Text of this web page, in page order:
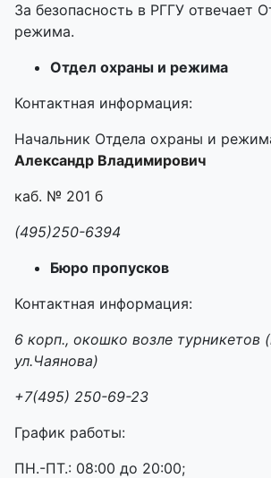
За безопасность в РГГУ отвечает
режима.
Отдел охраны и режима
Контактная информация:
Начальник Отдела охраны и
Александр Владимирович
каб. № 201 б
(495)250-6394
Бюро пропусков
Контактная информация:
6 корп., окошко возле турникетов
ул.Чаянова)
+7(495) 250-69-23
График работы:
ПН.-ПТ.: 08:00 до 20:00;